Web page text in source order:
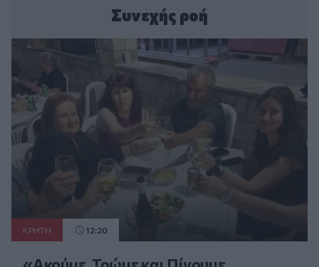
Συνεχής ροή
ΚΡΗΤΗ 12:20